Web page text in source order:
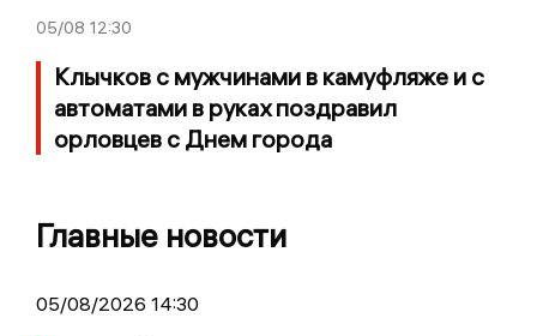
05/08 12:30
Клычков с мужчинами в камуфляже и с
автоматами в руках поздравил
орловцев с Днем города
Главные новости
05/08/2026 14:30